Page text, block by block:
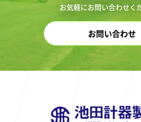
お気軽にお問い合わせく
お問い合わせ